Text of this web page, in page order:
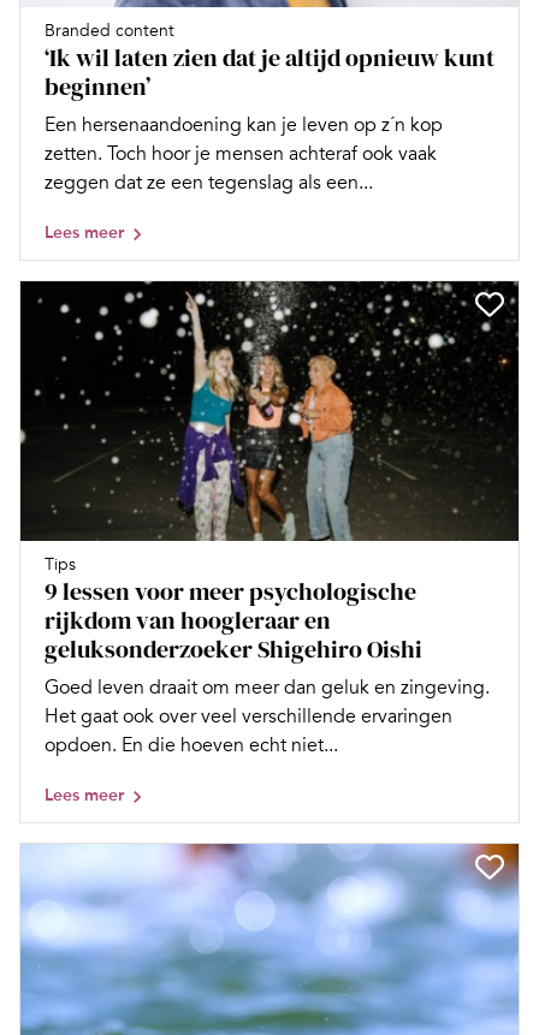
Branded content
‘Ik wil laten zien dat je altijd opnieuw kunt
beginnen’
Een hersenaandoening kan je leven op z´n kop
zetten. Toch hoor je mensen achteraf ook vaak
zeggen dat ze een tegenslag als een...
Lees meer
Tips
9 lessen voor meer psychologische
rijkdom van hoogleraar en
geluksonderzoeker Shigehiro Oishi
Goed leven draait om meer dan geluk en zingeving.
Het gaat ook over veel verschillende ervaringen
opdoen. En die hoeven echt niet...
Lees meer